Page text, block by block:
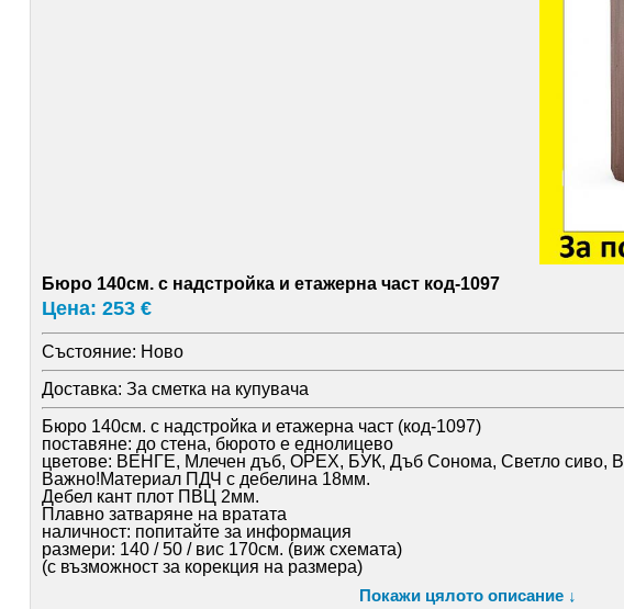
Бюро 140см. с надстройка и етажерна част код-1097
Цена: 253 €
Състояние: Ново
Доставка: За сметка на купувача
Бюро 140см. с надстройка и етажерна част (код-1097)
поставяне: до стена, бюрото е еднолицево
цветове: ВЕНГЕ, Млечен дъб, ОРЕХ, БУК, Дъб Сонома, Светло сиво,
Важно!Материал ПДЧ с дебелина 18мм.
Дебел кант плот ПВЦ 2мм.
Плавно затваряне на вратата
наличност: попитайте за информация
размери: 140 / 50 / вис 170см. (виж схемата)
(с възможност за корекция на размера)
Покажи цялото описание ↓